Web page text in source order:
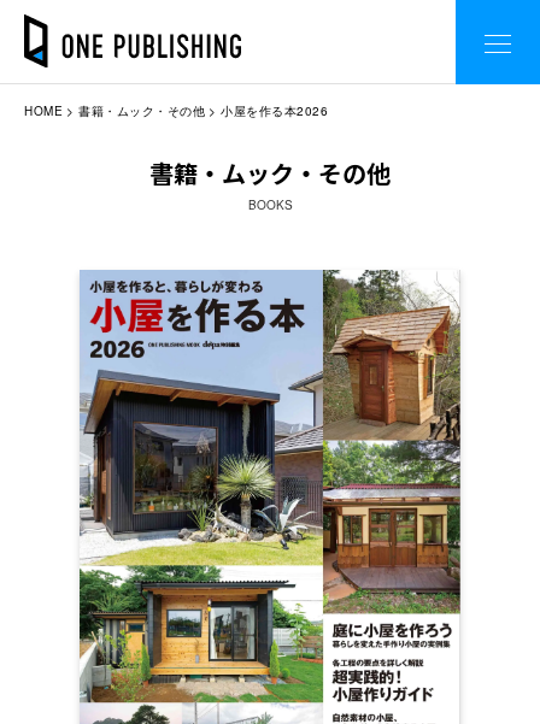
HOME 書籍・ムック・その他 小屋を作る本2026
書籍・ムック・その他
BOOKS